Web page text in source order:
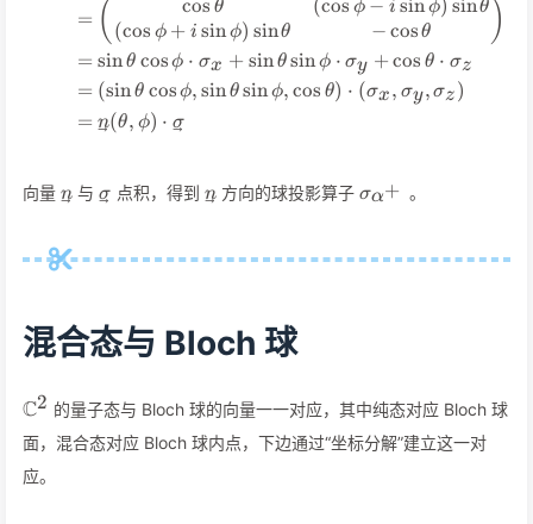
= ( cos θ
(cos ϕ + i sinϕ) sinθ
(cos ϕ − i sinϕ) sinθ
− cos θ )
= sinθ cos ϕ ⋅ σx + sinθ sinϕ ⋅ σy + cos θ ⋅ σz
= (sinθ cos ϕ, sinθ sinϕ, cos θ) ⋅ (σx, σy, σz)
= n(θ, ϕ) ⋅ σ
向量 \vec{n}
n 与 \vec\sigma
σ 点积，得到 \vec
n 方向的球投影算子 σα+ 。
混合态与 Bloch 球
\mathbb{C}^2
C2 的量子态与 Bloch 球的向量一一对应，其中纯态对应 Bloch 球
面，混合态对应 Bloch 球内点，下边通过“坐标分解”建立这一对
应。